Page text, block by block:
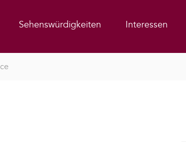
Sehenswürdigkeiten Interessen